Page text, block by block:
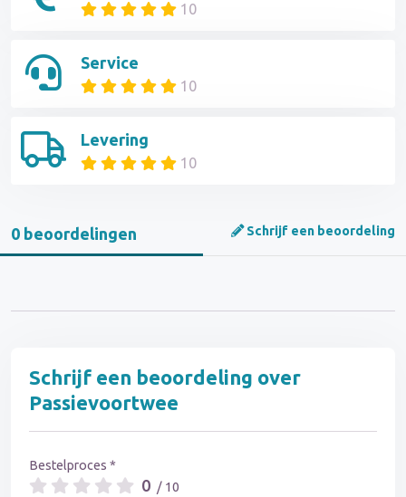
10
Service
10
Levering
10
0 beoordelingen Schrijf een beoordeling
Schrijf een beoordeling over
Passievoortwee
Bestelproces *
0 / 10